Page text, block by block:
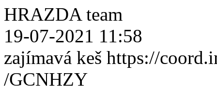
HRAZDA team
19-07-2021 11:58
zajímavá keš https://
/GCNHZY